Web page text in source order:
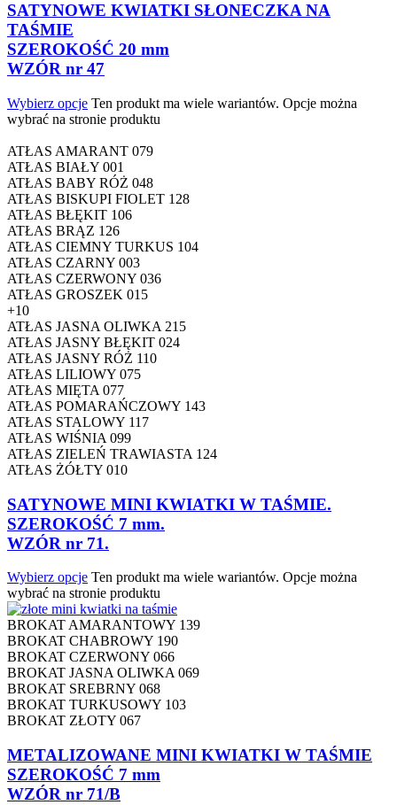
SATYNOWE KWIATKI SŁONECZKA NA
TAŚMIE
SZEROKOŚĆ 20 mm
WZÓR nr 47
Wybierz opcje Ten produkt ma wiele wariantów. Opcje można
wybrać na stronie produktu
ATŁAS AMARANT 079
ATŁAS BIAŁY 001
ATŁAS BABY RÓŻ 048
ATŁAS BISKUPI FIOLET 128
ATŁAS BŁĘKIT 106
ATŁAS BRĄZ 126
ATŁAS CIEMNY TURKUS 104
ATŁAS CZARNY 003
ATŁAS CZERWONY 036
ATŁAS GROSZEK 015
+10
ATŁAS JASNA OLIWKA 215
ATŁAS JASNY BŁĘKIT 024
ATŁAS JASNY RÓŻ 110
ATŁAS LILIOWY 075
ATŁAS MIĘTA 077
ATŁAS POMARAŃCZOWY 143
ATŁAS STALOWY 117
ATŁAS WIŚNIA 099
ATŁAS ZIELEŃ TRAWIASTA 124
ATŁAS ŻÓŁTY 010
SATYNOWE MINI KWIATKI W TAŚMIE.
SZEROKOŚĆ 7 mm.
WZÓR nr 71.
Wybierz opcje Ten produkt ma wiele wariantów. Opcje można
wybrać na stronie produktu
BROKAT AMARANTOWY 139
BROKAT CHABROWY 190
BROKAT CZERWONY 066
BROKAT JASNA OLIWKA 069
BROKAT SREBRNY 068
BROKAT TURKUSOWY 103
BROKAT ZŁOTY 067
METALIZOWANE MINI KWIATKI W TAŚMIE
SZEROKOŚĆ 7 mm
WZÓR nr 71/B